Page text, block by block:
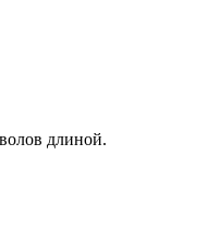
длиной.